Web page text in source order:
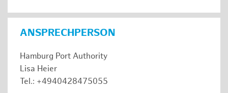
ANSPRECHPERSON
Hamburg Port Authority
Lisa Heier
Tel.: +4940428475055